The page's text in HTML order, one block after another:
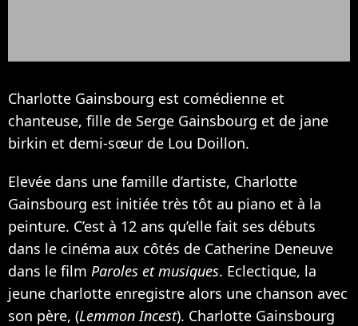
Charlotte Gainsbourg est comédienne et
chanteuse, fille de Serge Gainsbourg et de jane
birkin et demi-sœur de Lou Doillon.
Elevée dans une famille d’artiste, Charlotte
Gainsbourg est initiée très tôt au piano et à la
peinture. C’est à 12 ans qu’elle fait ses débuts
dans le cinéma aux côtés de Catherine Deneuve
dans le film Paroles et musiques. Eclectique, la
jeune charlotte enregistre alors une chanson avec
son père, (Lemmon Incest). Charlotte Gainsbourg